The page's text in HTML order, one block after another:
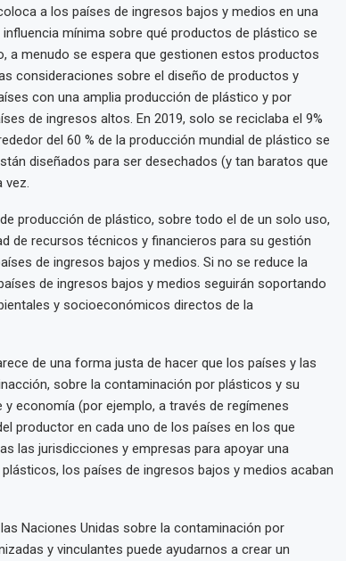
a los países de ingresos bajos y medios en una
mínima sobre qué productos de plástico se
a menudo se espera que gestionen estos productos
consideraciones sobre el diseño de productos y
con una amplia producción de plástico y por
de ingresos altos. En 2019, solo se reciclaba el 9%
del 60 % de la producción mundial de plástico se
diseñados para ser desechados (y tan baratos que
vez.
producción de plástico, sobre todo el de un solo uso,
de recursos técnicos y financieros para su gestión
de ingresos bajos y medios. Si no se reduce la
de ingresos bajos y medios seguirán soportando
y socioeconómicos directos de la
de una forma justa de hacer que los países y las
sobre la contaminación por plásticos y su
economía (por ejemplo, a través de regímenes
productor en cada uno de los países en los que
las jurisdicciones y empresas para apoyar una
los países de ingresos bajos y medios acaban
Naciones Unidas sobre la contaminación por
y vinculantes puede ayudarnos a crear un